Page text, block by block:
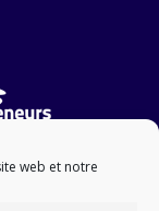
web et notre